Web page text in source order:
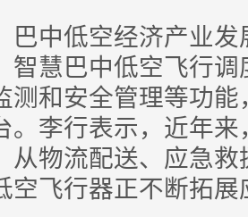
低空经济产业发
智慧巴中低空飞行
测和安全管理等功
。李行表示，近年
从物流配送、应急
空飞行器正不断拓展